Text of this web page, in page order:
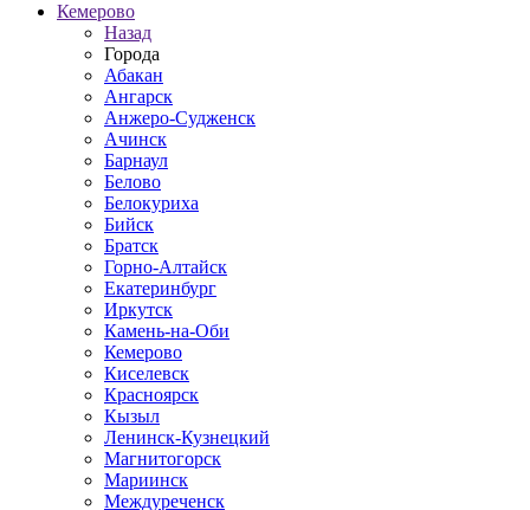
Кемерово
Назад
Города
Абакан
Ангарск
Анжеро-Судженск
Ачинск
Барнаул
Белово
Белокуриха
Бийск
Братск
Горно-Алтайск
Екатеринбург
Иркутск
Камень-на-Оби
Кемерово
Киселевск
Красноярск
Кызыл
Ленинск-Кузнецкий
Магнитогорск
Мариинск
Междуреченск